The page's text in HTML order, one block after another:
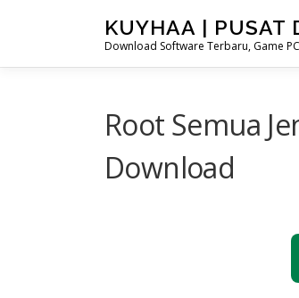
KUYHAA | PUSAT
Download Software Terbaru, Game
Root Semua
Download